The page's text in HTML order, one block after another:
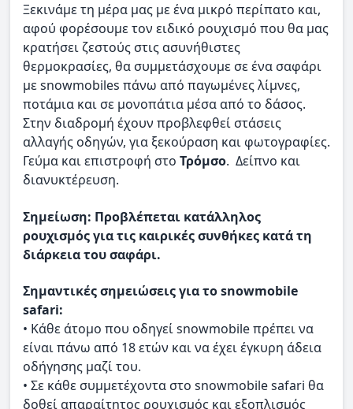
Ξεκινάμε τη μέρα μας με ένα μικρό περίπατο και,
αφού φορέσουμε τον ειδικό ρουχισμό που θα μας
κρατήσει ζεστούς στις ασυνήθιστες
θερμοκρασίες, θα συμμετάσχουμε σε ένα σαφάρι
με snowmobiles πάνω από παγωμένες λίμνες,
ποτάμια και σε μονοπάτια μέσα από το δάσος.
Στην διαδρομή έχουν προβλεφθεί στάσεις
αλλαγής οδηγών, για ξεκούραση και φωτογραφίες.
Γεύμα και επιστροφή στο Τρόμσο. Δείπνο και
διανυκτέρευση.
Σημείωση: Προβλέπεται κατάλληλος
ρουχισμός για τις καιρικές συνθήκες κατά τη
διάρκεια του σαφάρι.
Σημαντικές σημειώσεις για το snowmobile
safari:
• Κάθε άτομο που οδηγεί snowmobile πρέπει να
είναι πάνω από 18 ετών και να έχει έγκυρη άδεια
οδήγησης μαζί του.
• Σε κάθε συμμετέχοντα στο snowmobile safari θα
δοθεί απαραίτητος ρουχισμός και εξοπλισμός